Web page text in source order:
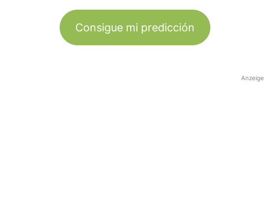
Consigue mi predicción
Anzeige